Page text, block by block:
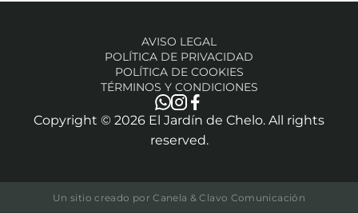
Copyright © 2026 El Jardín de Chelo. All rights
reserved.
AVISO LEGAL
POLÍTICA DE PRIVACIDAD
POLÍTICA DE COOKIES
TÉRMINOS Y CONDICIONES
Un sitio creado porCanela & Clavo Comunicación